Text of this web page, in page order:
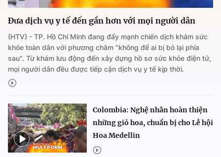
Đưa dịch vụ y tế đến gần hơn với mọi người dân
(HTV) - TP. Hồ Chí Minh đang đẩy mạnh chiến dịch khám sức
khỏe toàn dân với phương châm "không để ai bị bỏ lại phía
sau". Từ khám lưu động đến xây dựng hồ sơ sức khỏe điện tử,
mọi người dân đều được tiếp cận dịch vụ y tế kịp thời.
Colombia: Nghệ nhân hoàn thiện
những giỏ hoa, chuẩn bị cho Lễ hội
Hoa Medellin